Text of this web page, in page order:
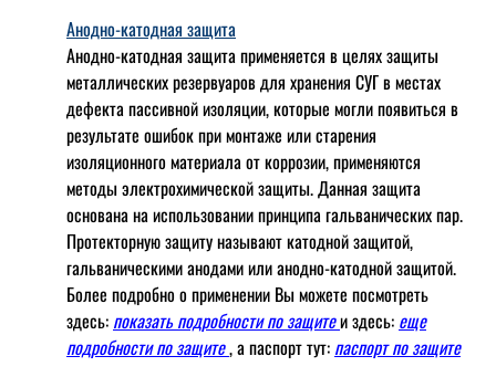
Анодно-катодная защита
Анодно-катодная защита применяется в целях защиты
металлических резервуаров для хранения СУГ в местах
дефекта пассивной изоляции, которые могли появиться в
результате ошибок при монтаже или старения
изоляционного материала от коррозии, применяются
методы электрохимической защиты. Данная защита
основана на использовании принципа гальванических пар.
Протекторную защиту называют катодной защитой,
гальваническими анодами или анодно-катодной защитой.
Более подробно о применении Вы можете посмотреть
здесь: показать подробности по защитеи здесь: еще
подробности по защите, а паспорт тут: паспорт по защите